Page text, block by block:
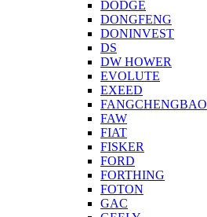
DODGE
DONGFENG
DONINVEST
DS
DW HOWER
EVOLUTE
EXEED
FANGCHENGBAO
FAW
FIAT
FISKER
FORD
FORTHING
FOTON
GAC